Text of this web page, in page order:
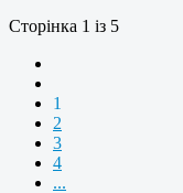
Сторінка 1 із 5
1
2
3
4
...